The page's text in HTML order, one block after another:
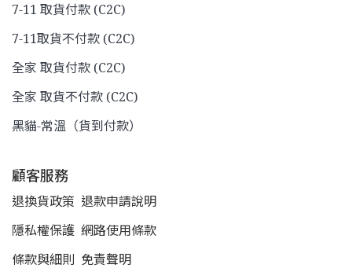
7-11 取貨付款 (C2C)
7-11取貨不付款 (C2C)
全家 取貨付款 (C2C)
全家 取貨不付款 (C2C)
黑貓-常溫（貨到付款）
顧客服務
退換貨政策 退款申請說明
隱私權保護 網路使用條款
條款與細則 免責聲明